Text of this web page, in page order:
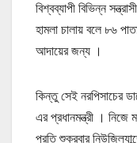
বিশ্বব্যাপী বিভিন্ন
হামলা চালায় বলে ৮৬
আদায়ের জন্য ।
কিন্তু সেই নরপিসাচের
এর প্রধানমন্ত্রী । নিজে
প্রতি শুক্রবার